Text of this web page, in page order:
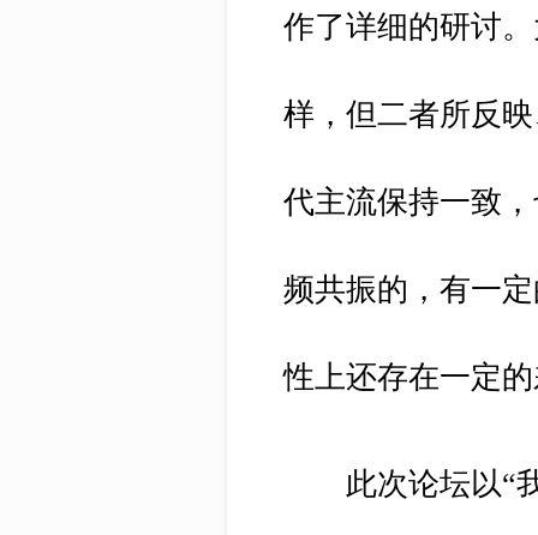
作了详细的研讨
样，但二者所反
代主流保持一致
频共振的，有一
性上还存在一定
此次论坛以“我